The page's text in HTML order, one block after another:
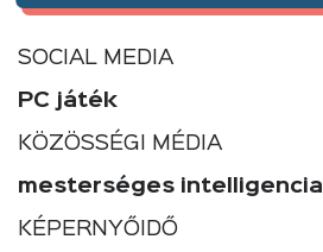
SOCIAL MEDIA
PC játék
KÖZÖSSÉGI MÉDIA
mesterséges intelligencia
KÉPERNYŐIDŐ